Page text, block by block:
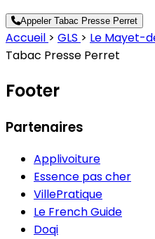
Appeler Tabac Presse Perret
Accueil > GLS > Le Mayet-
Tabac Presse Perret
Footer
Partenaires
Applivoiture
Essence pas cher
VillePratique
Le French Guide
Doqi